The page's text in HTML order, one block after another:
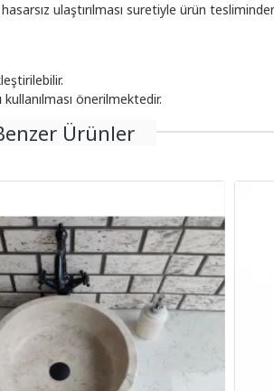
Ürünler
ulaştırılması suretiyle ürün
kullanılması önerilmektedir.